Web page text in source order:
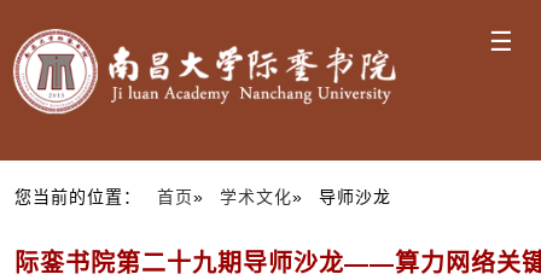
☰
您当前的位置： 首页» 学术文化» 导师沙龙
际銮书院第二十九期导师沙龙——算力网络关